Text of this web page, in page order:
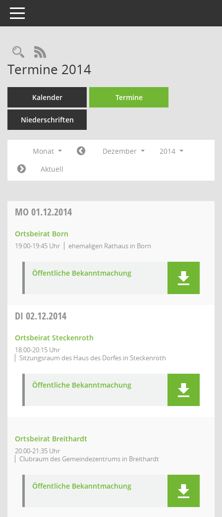
Toggle navigation
Rechercheauswahl
RSS-Feed
Termine 2014
Kalender Termine
Niederschriften
Monat Dezember
2014
Aktuell
MO 01.12.2014
Ortsbeirat Born
19:00-19:45 Uhr ehemaligen Rathaus in Born
Öffentliche Bekanntmachung
DI 02.12.2014
Ortsbeirat Steckenroth
18:00-20:15 Uhr
Sitzungsraum des Haus des Dorfes in Steckenroth
Öffentliche Bekanntmachung
Ortsbeirat Breithardt
20:00-21:35 Uhr
Clubraum des Gemeindezentrums in Breithardt
Öffentliche Bekanntmachung